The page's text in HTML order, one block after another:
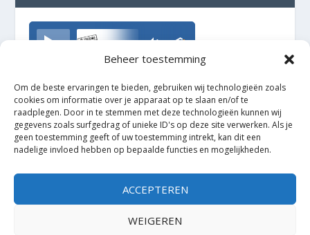
Beheer toestemming
Om de beste ervaringen te bieden, gebruiken wij technologieën zoals
cookies om informatie over je apparaat op te slaan en/of te
raadplegen. Door in te stemmen met deze technologieën kunnen wij
gegevens zoals surfgedrag of unieke ID's op deze site verwerken. Als je
geen toestemming geeft of uw toestemming intrekt, kan dit een
nadelige invloed hebben op bepaalde functies en mogelijkheden.
ACCEPTEREN
WEIGEREN
TrudoFM